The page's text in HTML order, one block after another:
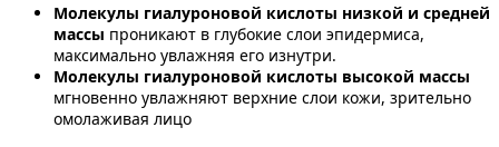
Молекулы гиалуроновой кислоты низкой и средней
массы проникают в глубокие слои эпидермиса,
максимально увлажняя его изнутри.
Молекулы гиалуроновой кислоты высокой массы
мгновенно увлажняют верхние слои кожи, зрительно
омолаживая лицо